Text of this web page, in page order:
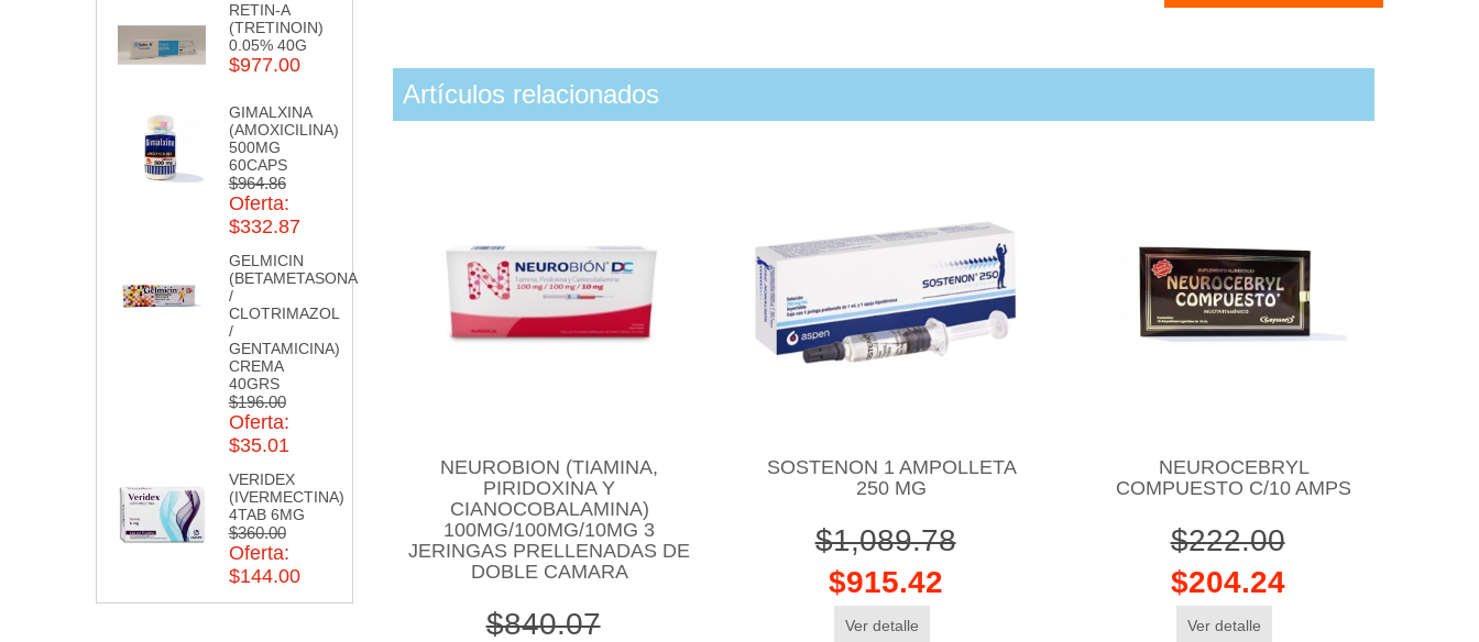
RETIN-A
(TRETINOIN)
0.05% 40G
$977.00
GIMALXINA
(AMOXICILINA)
500MG
60CAPS
$964.86
Oferta:
$332.87
GELMICIN
(BETAMETASONA
/
CLOTRIMAZOL
/
GENTAMICINA)
CREMA
40GRS
$196.00
Oferta:
$35.01
VERIDEX
(IVERMECTINA)
4TAB 6MG
$360.00
Oferta:
$144.00
Artículos relacionados
NEUROBION (TIAMINA,
PIRIDOXINA Y
CIANOCOBALAMINA)
100MG/100MG/10MG 3
JERINGAS PRELLENADAS DE
DOBLE CAMARA
$840.07
SOSTENON 1 AMPOLLETA
250 MG
$1,089.78
$915.42
Ver detalle
NEUROCEBRYL
COMPUESTO C/10 AMPS
$222.00
$204.24
Ver detalle